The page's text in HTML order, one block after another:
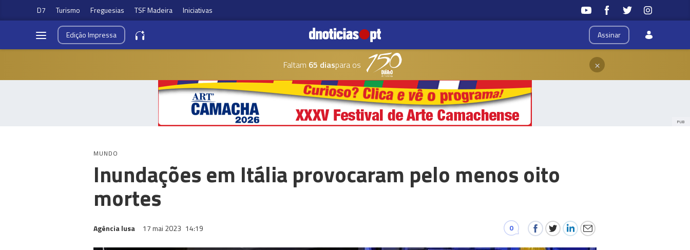
D7 Turismo Freguesias TSF Madeira Iniciativas
Assinar
EdiçãoImpressa
Faltam 65 diaspara os ×
PUB
MUNDO
Inundações em Itália provocaram pelo menos oito
mortes
Agência lusa 17 mai 2023 14:19 0